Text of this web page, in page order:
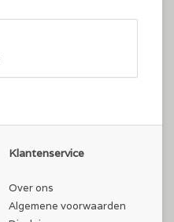
Klantenservice
Over ons
Algemene voorwaarden